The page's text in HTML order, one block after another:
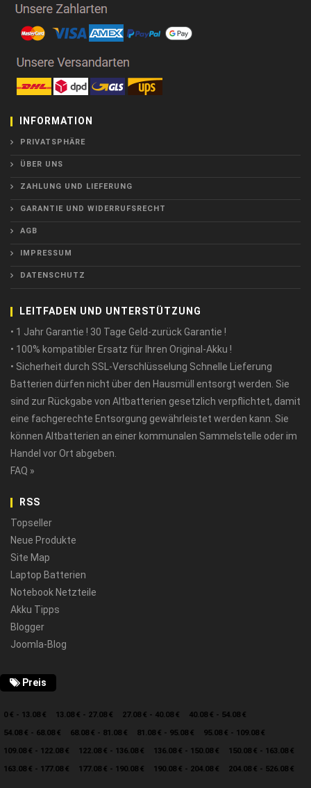
INFORMATION
PRIVATSPHÄRE
ÜBER UNS
ZAHLUNG UND LIEFERUNG
GARANTIE UND WIDERRUFSRECHT
AGB
IMPRESSUM
DATENSCHUTZ
LEITFADEN UND UNTERSTÜTZUNG
• 1 Jahr Garantie ! 30 Tage Geld-zurück Garantie !
• 100% kompatibler Ersatz für Ihren Original-Akku !
• Sicherheit durch SSL-Verschlüsselung Schnelle Lieferung
Batterien dürfen nicht über den Hausmüll entsorgt werden. Sie
sind zur Rückgabe von Altbatterien gesetzlich verpflichtet, damit
eine fachgerechte Entsorgung gewährleistet werden kann. Sie
können Altbatterien an einer kommunalen Sammelstelle oder im
Handel vor Ort abgeben.
FAQ »
RSS
Topseller
Neue Produkte
Site Map
Laptop Batterien
Notebook Netzteile
Akku Tipps
Blogger
Joomla-Blog
Preis
0 € - 13.08 € 13.08 € - 27.08 € 27.08 € - 40.08 €
40.08 € - 54.08 €
54.08 € - 68.08 €
68.08 € - 81.08 € 81.08 € - 95.08 €
95.08 € - 109.08 €
109.08 € - 122.08 €
122.08 € - 136.08 € 136.08 € - 150.08 €
150.08 € - 163.08 €
163.08 € - 177.08 €
177.08 € - 190.08 € 190.08 € - 204.08 € 204.08 € - 526.08 €